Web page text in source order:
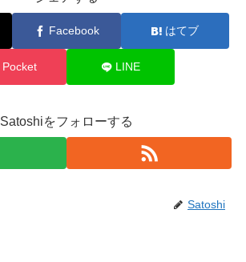
Facebook はてブ
Pocket LINE
Satoshiをフォローする
Satoshi